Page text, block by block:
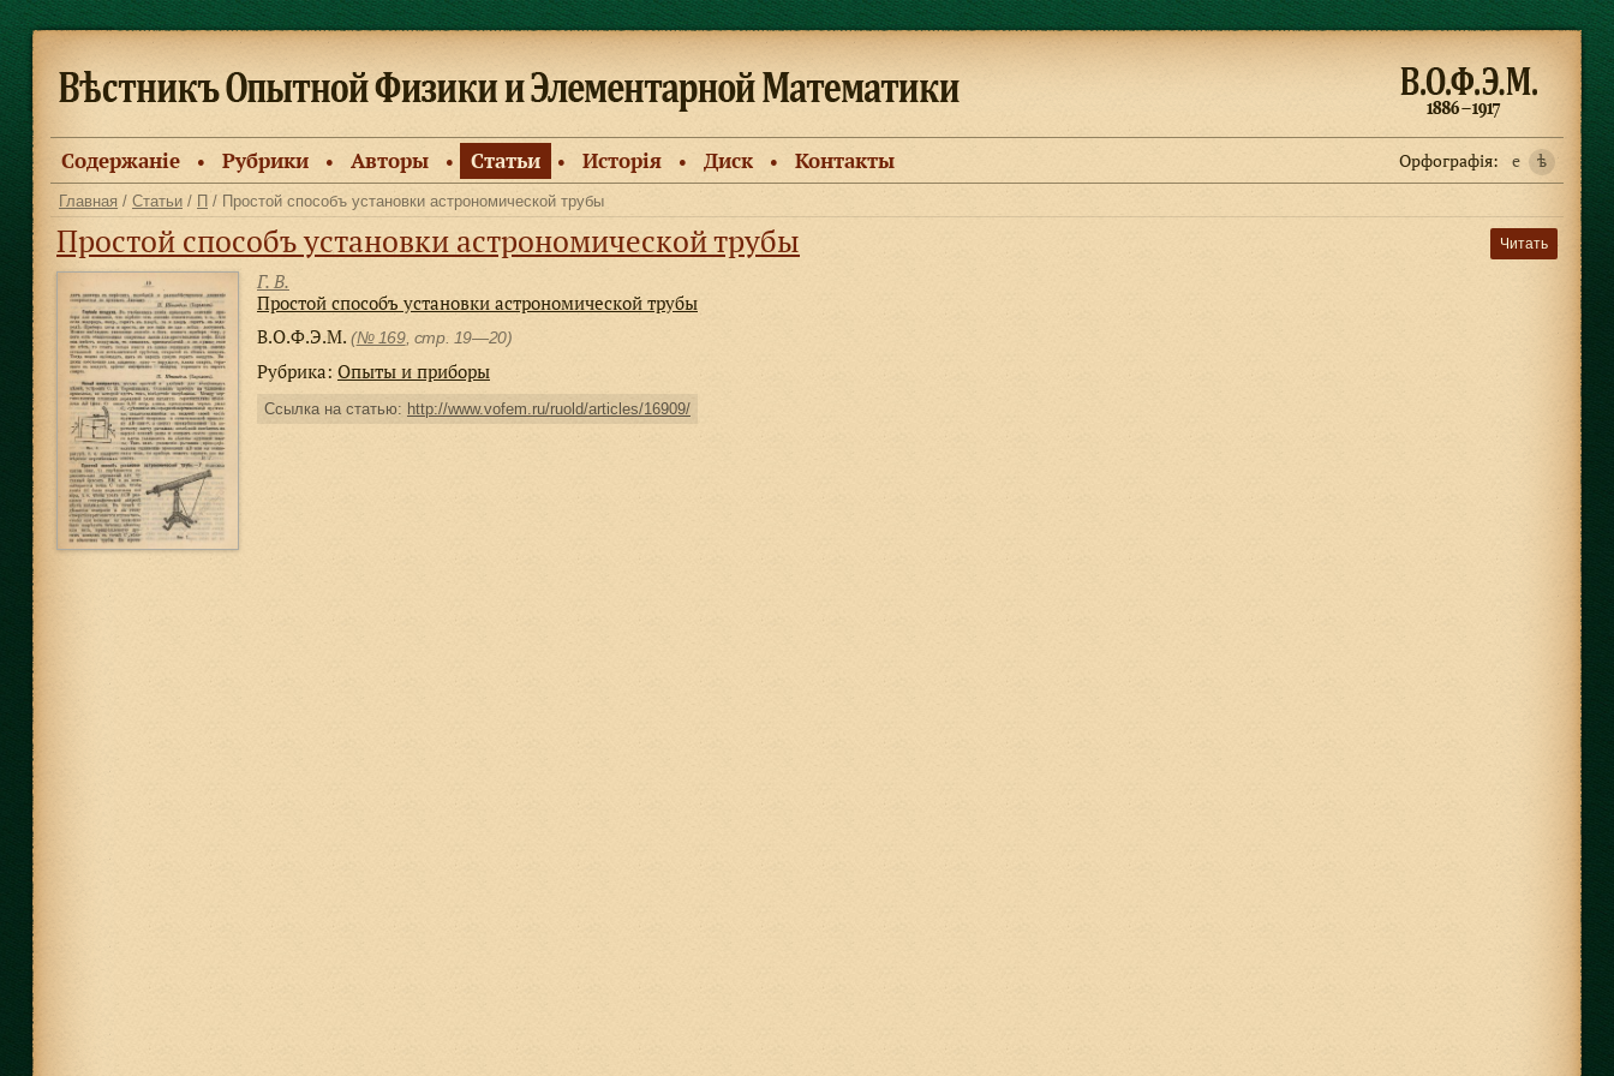
Содержанiе ● Рубрики ● Авторы ● Статьи ● Исторiя ● Диск ● Контакты Орфографiя: e ѣ
Главная / Статьи / П / Простой способъ установки астрономической трубы
Читать
Простой способъ установки астрономической трубы
Г. В.
Простой способъ установки астрономической трубы
В.О.Ф.Э.М. (№ 169, стр. 19—20)
Рубрика: Опыты и приборы
Ссылка на статью: http://www.vofem.ru/ruold/articles/16909/